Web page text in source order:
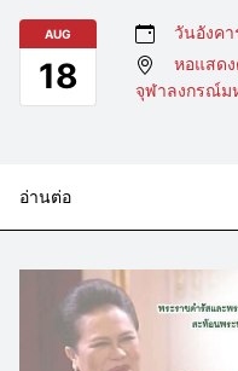
AUG
18
วันอังค
หอแสด
จุฬาลงกรณ์ม
อ่านต่อ